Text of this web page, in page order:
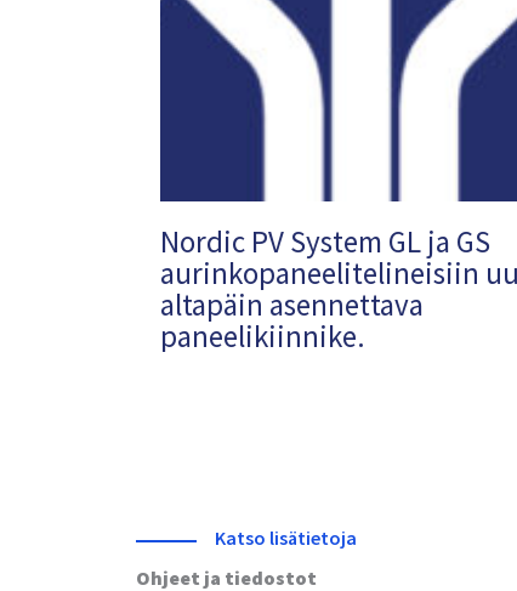
Nordic PV System GL ja GS
aurinkopaneelitelineisiin
altapäin asennettava
paneelikiinnike.
Katso lisätietoja
Ohjeet ja tiedostot